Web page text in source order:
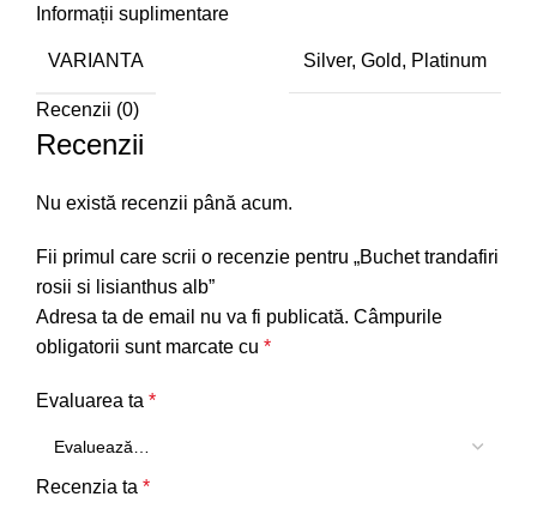
Informații suplimentare
VARIANTA Silver, Gold, Platinum
Recenzii (0)
Recenzii
Nu există recenzii până acum.
Fii primul care scrii o recenzie pentru „Buchet trandafiri
rosii si lisianthus alb”
Adresa ta de email nu va fi publicată. Câmpurile
obligatorii sunt marcate cu *
Evaluarea ta *
Recenzia ta *